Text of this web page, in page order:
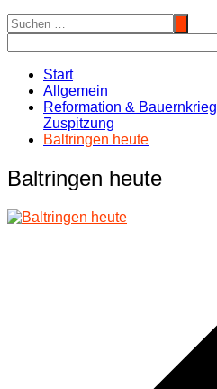
Start
Allgemein
Reformation &
Zuspitzung
Baltringen heute
Baltringen heute